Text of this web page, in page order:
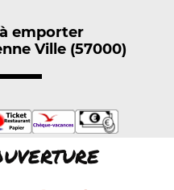
emporter
Ville (57000)